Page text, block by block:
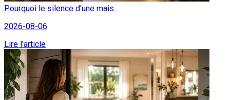
Pourquoi le silence d'une mais...
2026-08-06
Lire l'article